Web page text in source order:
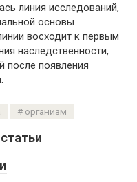
линия исследований,
основы
восходит к первым
наследственности,
после появления
организм